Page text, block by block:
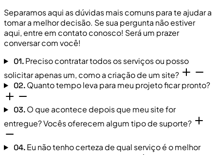
Separamos aqui as dúvidas mais comuns para te ajudar a
tomar a melhor decisão. Se sua pergunta não estiver
aqui, entre em contato conosco! Será um prazer
conversar com você!
01.Preciso contratar todos os serviços ou posso
solicitar apenas um, como a criação de um site?
02.Quanto tempo leva para meu projeto ficar pronto?
03.O que acontece depois que meu site for
entregue? Vocês oferecem algum tipo de suporte?
04.Eu não tenho certeza de qual serviço é o melhor